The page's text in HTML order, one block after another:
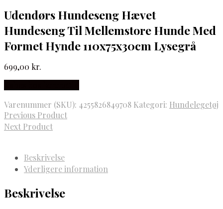
Udendørs Hundeseng Hævet
Hundeseng Til Mellemstore Hunde Med
Formet Hynde 110x75x30cm Lysegrå
699,00 kr.
Varenummer (SKU): 4255826849708 Kategori: Hundelegetøj
Previous Product
Next Product
Beskrivelse
Yderligere information
Beskrivelse